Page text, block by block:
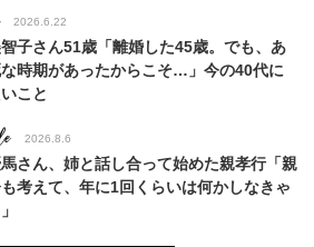
2026.6.22
子さん51歳「離婚した45歳。でも、あ
時期があったからこそ…」今の40代に
こと
2026.8.6
さん、姉と話し合って始めた親孝行「親
考えて、年に1回くらいは何かしなきゃ